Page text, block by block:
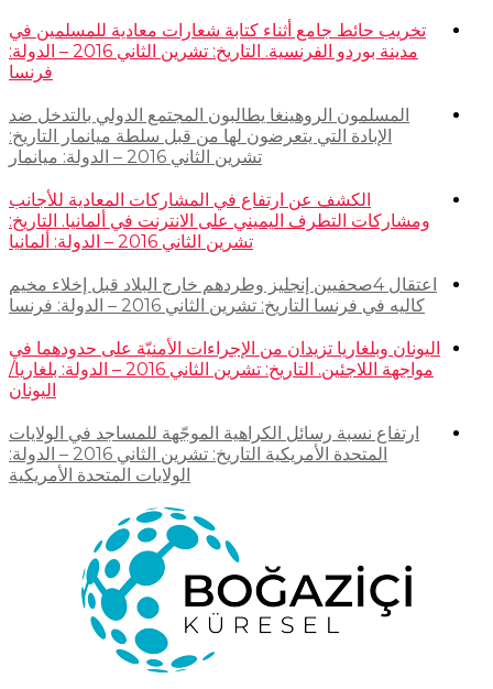
تخريب حائط جامع أثناء كتابة شعارات معادية للمسلمين في
مدينة بوردو الفرنسية. التاريخ: تشرين الثاني 2016 – الدولة:
فرنسا
المسلمون الروهينغا يطالبون المجتمع الدولي بالتدخل ضد
الإبادة التي يتعرضون لها من قبل سلطة ميانمار التاريخ:
تشرين الثاني 2016 – الدولة: ميانمار
الكشف عن ارتفاع في المشاركات المعادية للأجانب
ومشاركات التطرف اليميني على الانترنت في ألمانيا. التاريخ:
تشرين الثاني 2016 – الدولة: ألمانيا
اعتقال 4صحفيين إنجليز وطردهم خارج البلاد قبل إخلاء مخيم
كاليه في فرنسا التاريخ: تشرين الثاني 2016 – الدولة: فرنسا
اليونان وبلغاريا تزيدان من الإجراءات الأمنيّة على حدودهما في
مواجهة اللاجئين. التاريخ: تشرين الثاني 2016 – الدولة: بلغاريا/
اليونان
ارتفاع نسبة رسائل الكراهية الموجّهة للمساجد في الولايات
المتحدة الأمريكية التاريخ: تشرين الثاني 2016 – الدولة:
الولايات المتحدة الأمريكية